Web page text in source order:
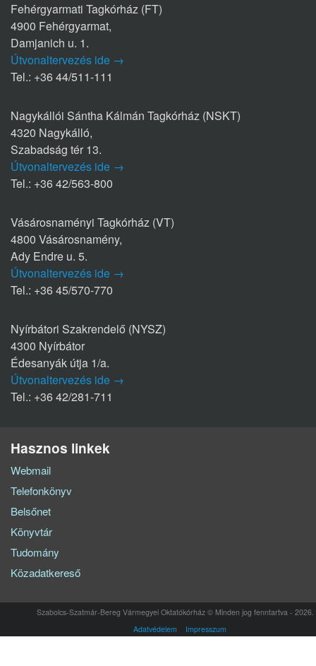
Fehérgyarmati Tagkórház (FT)
4900 Fehérgyarmat,
Damjanich u. 1.
Útvonaltervezés ide →
Tel.: +36 44/511-111
Nagykállói Sántha Kálmán Tagkórház (NSKT)
4320 Nagykálló,
Szabadság tér 13.
Útvonaltervezés ide →
Tel.: +36 42/563-800
Vásárosnaményi Tagkórház (VT)
4800 Vásárosnamény,
Ady Endre u. 5.
Útvonaltervezés ide →
Tel.: +36 45/570-770
Nyírbátori Szakrendelő (NYSZ)
4300 Nyírbátor
Édesanyák útja 1/a.
Útvonaltervezés ide →
Tel.: +36 42/281-711
Hasznos linkek
Webmail
Telefonkönyv
Belsőnet
Könyvtár
Tudomány
Közadatkereső
Szabolcs-Szatmár-Bereg Vármegyei Oktatókórház © Minden jog fenntartva - 2026.
Adatvédelem
Impresszum